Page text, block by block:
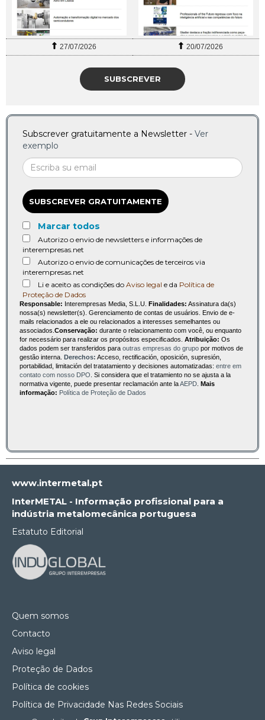
27/07/2026 20/07/2026
SUBSCREVER
Subscrever gratuitamente a Newsletter - Ver
exemplo
SUBSCREVER GRATUITAMENTE
Marcar todos
Autorizo o envio de newsletters e informações de
interempresas.net
Autorizo o envio de comunicações de terceiros via
interempresas.net
Li e aceito as condições do Aviso legal e da Política de
Proteção de Dados
Responsable: Interempresas Media, S.L.U. Finalidades: Assinatura da(s)
nossa(s) newsletter(s). Gerenciamento de contas de usuários. Envio de e-
mails relacionados a ele ou relacionados a interesses semelhantes ou
associados. Conservação: durante o relacionamento com você, ou enquanto
for necessário para realizar os propósitos especificados. Atribuição: Os
dados podem ser transferidos para outras empresas do grupo por motivos de
gestão interna. Derechos: Acceso, rectificación, oposición, supresión,
portabilidad, limitación del tratatamiento y decisiones automatizadas: entre em
contato com nosso DPO . Si considera que el tratamiento no se ajusta a la
normativa vigente, puede presentar reclamación ante laAEPD Mais
informação: Política de Proteção de Dados
www.intermetal.pt
InterMETAL - Informação profissional para a
indústria metalomecânica portuguesa
Estatuto Editorial
Quem somos
Contacto
Aviso legal
Proteção de Dados
Política de cookies
Política de Privacidade Nas Redes Sociais